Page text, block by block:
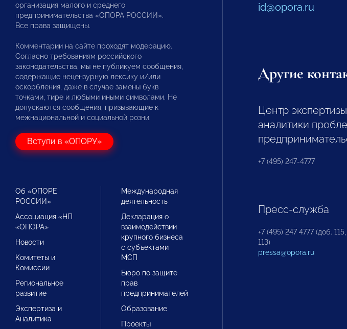
организация малого и среднего
предпринимательства «ОПОРА РОССИИ».
Все права защищены.
Комментарии на сайте проходят модерацию.
Согласно требованиям российского
законодательства, мы не публикуем сообщения,
содержащие нецензурную лексику и/или
оскорбления, даже в случае замены букв
точками, тире и любыми иными символами. Не
допускаются сообщения, призывающие к
межнациональной и социальной розни.
Вступи в «ОПОРУ»
Об «ОПОРЕ
РОССИИ»
Ассоциация «НП
«ОПОРА»
Новости
Комитеты и
Комиссии
Региональное
развитие
Экспертиза и
Аналитика
Международная
деятельность
Декларация о
взаимодействии
крупного бизнеса
с субъектами
МСП
Бюро по защите
прав
предпринимателей
Образование
Проекты
id@opora.ru
Другие
Центр
аналитики
+7 (495) 247-4777
Пресс-служба
+7 (495) 247 4777 (доб. 115,
113)
pressa@opora.ru